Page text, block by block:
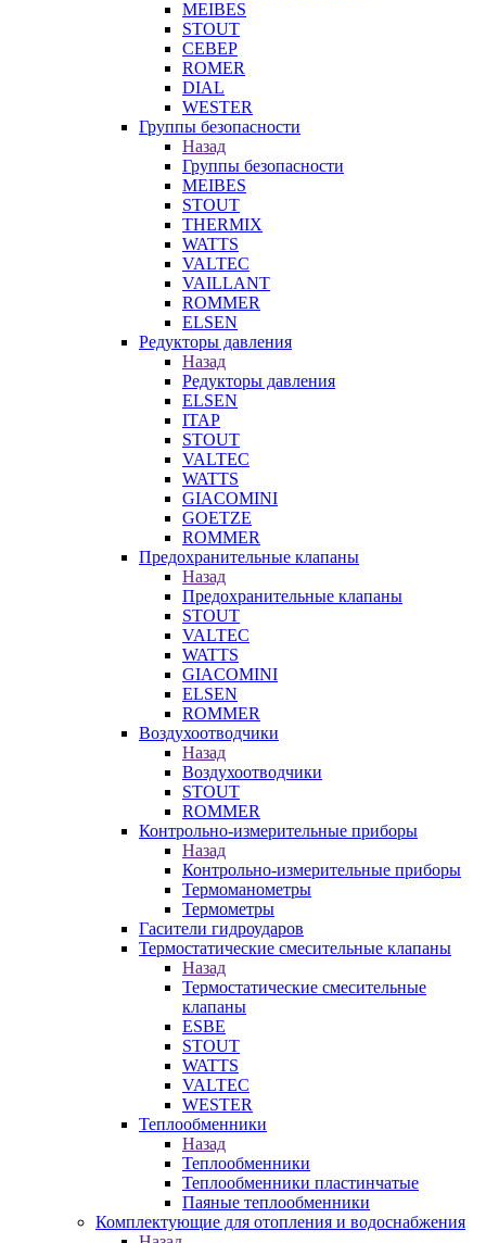
MEIBES
STOUT
СЕВЕР
ROMER
DIAL
WESTER
Группы безопасности
Назад
Группы безопасности
MEIBES
STOUT
THERMIX
WATTS
VALTEC
VAILLANT
ROMMER
ELSEN
Редукторы давления
Назад
Редукторы давления
ELSEN
ITAP
STOUT
VALTEC
WATTS
GIACOMINI
GOETZE
ROMMER
Предохранительные клапаны
Назад
Предохранительные клапаны
STOUT
VALTEC
WATTS
GIACOMINI
ELSEN
ROMMER
Воздухоотводчики
Назад
Воздухоотводчики
STOUT
ROMMER
Контрольно-измерительные приборы
Назад
Контрольно-измерительные приборы
Термоманометры
Термометры
Гасители гидроударов
Термостатические смесительные клапаны
Назад
Термостатические смесительные
клапаны
ESBE
STOUT
WATTS
VALTEC
WESTER
Теплообменники
Назад
Теплообменники
Теплообменники пластинчатые
Паяные теплообменники
Комплектующие для отопления и водоснабжения